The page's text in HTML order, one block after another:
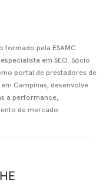
formado pela ESAMC
em SEO. Sócio
portal de prestadores de
Campinas, desenvolve
a performance,
de mercado